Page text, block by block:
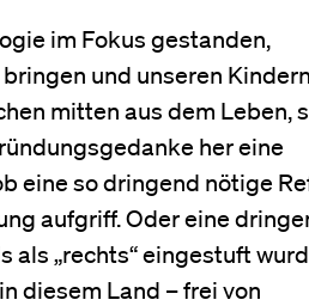
im Fokus gestanden,
und unseren Kindern
mitten aus dem Leben,
her eine
eine so dringend nötige
aufgriff. Oder eine
„rechts“ eingestuft
diesem Land – frei von